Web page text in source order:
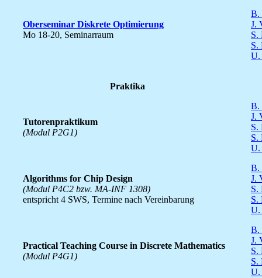
Oberseminar Diskrete Optimierung
Mo 18-20, Seminarraum
B.
J.
S.
S.
U.
Praktika
Tutorenpraktikum
(Modul P2G1)
B.
J.
S.
S.
U.
Algorithms for Chip Design
(Modul P4C2 bzw. MA-INF 1308)
entspricht 4 SWS, Termine nach Vereinbarung
B.
J.
S.
S.
U.
Practical Teaching Course in Discrete Mathematics
(Modul P4G1)
B.
J.
S.
S.
U.